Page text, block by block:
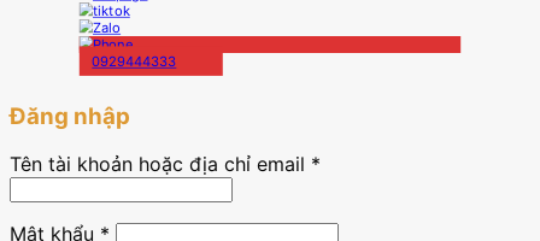
0929444333
Đăng nhập
Tên tài khoản hoặc địa chỉ email *
Mật khẩu *